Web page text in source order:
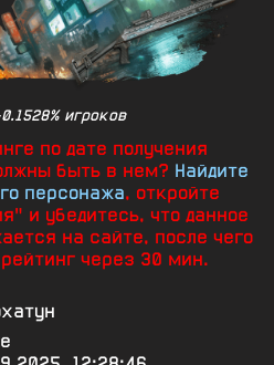
игроков
по дате получения
быть в нем? Найдите
персонажа, откройте
и убедитесь, что данное
на сайте, после чего
через 30 мин.